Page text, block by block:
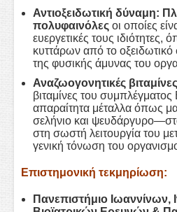
Αντιοξειδωτική δύναμη:
πολυφαινόλες οι οποίες
ευεργετικές τους
κυττάρων από το οξειδωτικό
της φυσικής άμυνας του
Αναζωογονητικές
βιταμίνες του
απαραίτητα μέταλλα όπως
σελήνιο και
στη σωστή λειτουργία του
γενική τόνωση του
Επιστημονική τεκμηρίωση:
Πανεπιστήμιο Ιωαννίνων,